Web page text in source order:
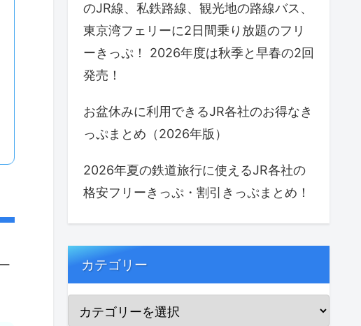
のJR線、私鉄路線、観光地の路線バス、
東京湾フェリーに2日間乗り放題のフリ
ーきっぷ！ 2026年度は秋季と早春の2回
発売！
お盆休みに利用できるJR各社のお得なき
っぷまとめ（2026年版）
2026年夏の鉄道旅行に使えるJR各社の
格安フリーきっぷ・割引きっぷまとめ！
カテゴリー